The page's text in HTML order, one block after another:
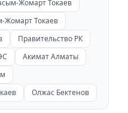
Жомарт Токаев
Жомарт Токаев
Правительство РК
Акимат Алматы
Олжас Бектенов